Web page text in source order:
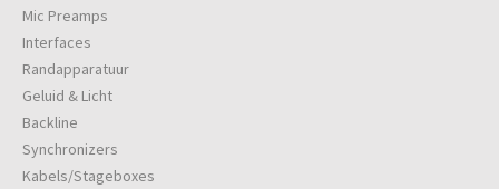
Mic Preamps
Interfaces
Randapparatuur
Geluid & Licht
Backline
Synchronizers
Kabels/Stageboxes